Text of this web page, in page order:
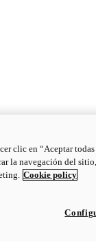
clic en “Aceptar
la navegación del
Cookie policy